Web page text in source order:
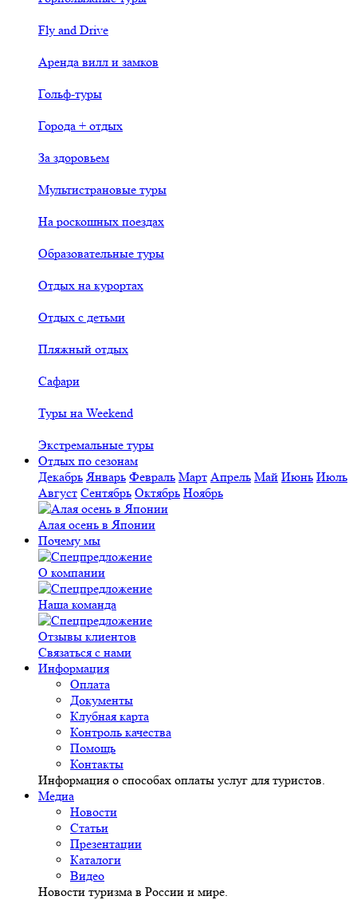
Fly and Drive
Аренда вилл и замков
Гольф-туры
Города + отдых
За здоровьем
Мультистрановые туры
На роскошных поездах
Образовательные туры
Отдых на курортах
Отдых с детьми
Пляжный отдых
Сафари
Туры на Weekend
Экстремальные туры
Отдых по сезонам
Декабрь Январь Февраль Март Апрель Май Июнь Июль
Август Сентябрь Октябрь Ноябрь
Алая осень в Японии
Почему мы
О компании
Наша команда
Отзывы клиентов
Связаться с нами
Информация
Оплата
Документы
Клубная карта
Контроль качества
Помощь
Контакты
Информация о способах оплаты услуг для туристов.
Медиа
Новости
Статьи
Презентации
Каталоги
Видео
Новости туризма в России и мире.